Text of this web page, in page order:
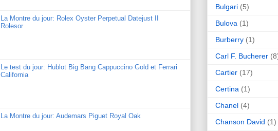
La Montre du jour: Rolex Oyster Perpetual Datejust II
Rolesor
Le test du jour: Hublot Big Bang Cappuccino Gold et Ferrari
California
La Montre du jour: Audemars Piguet Royal Oak
Bulgari (5)
Bulova (1)
Burberry (1)
Carl F. Bucherer
Cartier (17)
Certina (1)
Chanel (4)
Chanson David (1)